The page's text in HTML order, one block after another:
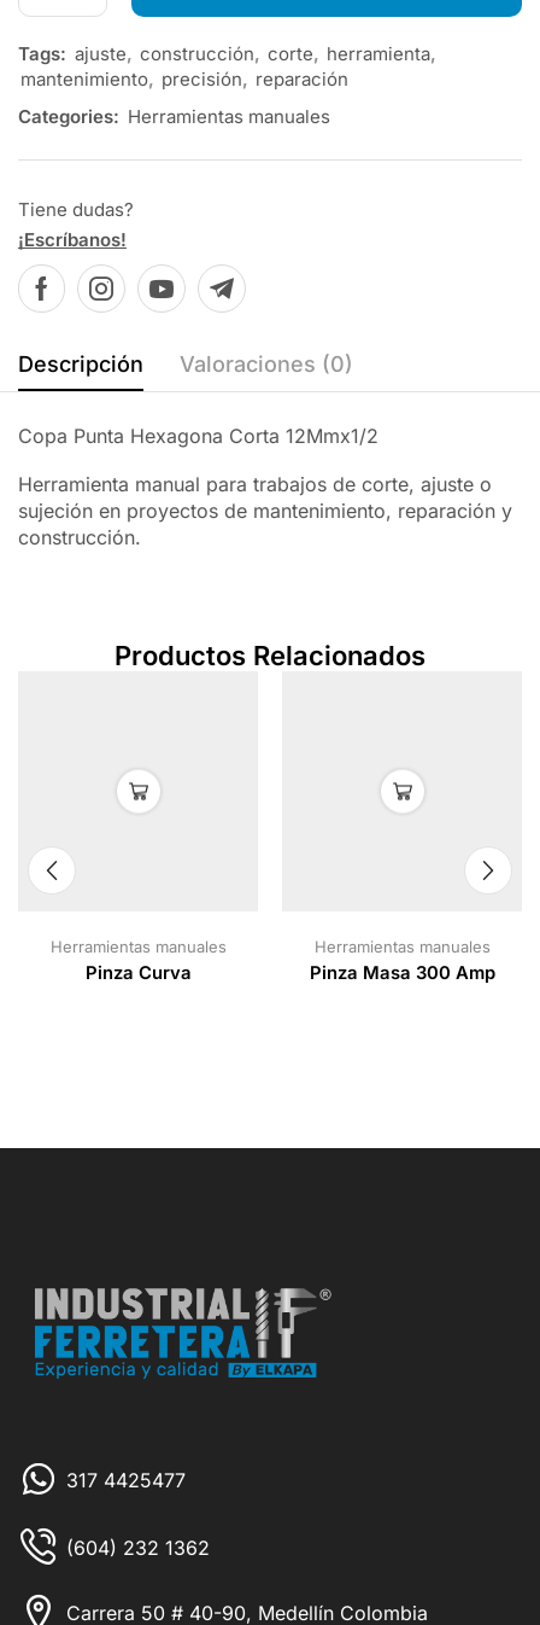
Tags: ajuste, construcción, corte, herramienta,
mantenimiento, precisión, reparación
Categories: Herramientas manuales
Tiene dudas?
¡Escríbanos!
Descripción Valoraciones (0)
Copa Punta Hexagona Corta 12Mmx1/2
Herramienta manual para trabajos de corte, ajuste o
sujeción en proyectos de mantenimiento, reparación y
construcción.
Productos Relacionados
Herramientas manuales
Pinza Curva
Herramientas manuales
Pinza Masa 300 Amp
317 4425477
(604) 232 1362
Carrera 50 # 40-90, Medellín Colombia